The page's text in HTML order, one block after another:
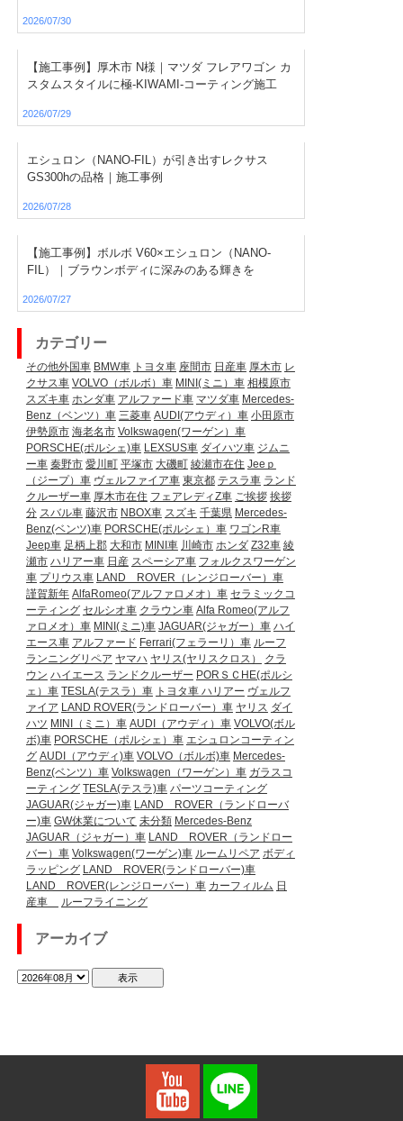
2026/07/30
【施工事例】厚木市 N様｜マツダ フレアワゴン カ
スタムスタイルに極-KIWAMI-コーティング施工
2026/07/29
エシュロン（NANO-FIL）が引き出すレクサス
GS300hの品格｜施工事例
2026/07/28
【施工事例】ボルボ V60×エシュロン（NANO-
FIL）｜ブラウンボディに深みのある輝きを
2026/07/27
カテゴリー
その他外国車 BMW車 トヨタ車 座間市 日産車 厚木市 レ
クサス車 VOLVO（ボルボ）車 MINI(ミニ）車 相模原市
スズキ車 ホンダ車 アルファード車 マツダ車 Mercedes-
Benz（ベンツ）車 三菱車 AUDI(アウディ）車 小田原市
伊勢原市 海老名市 Volkswagen(ワーゲン）車
PORSCHE(ポルシェ)車 LEXSUS車 ダイハツ車 ジムニ
ー車 秦野市 愛川町 平塚市 大磯町 綾瀬市在住 Jeeｐ
（ジープ）車 ヴェルファイア車 東京都 テスラ車 ランド
クルーザー車 厚木市在住 フェアレディZ車 ご挨拶 挨拶
分 スバル車 藤沢市 NBOX車 スズキ 千葉県 Mercedes-
Benz(ベンツ)車 PORSCHE(ポルシェ）車 ワゴンR車
Jeep車 足柄上郡 大和市 MINI車 川崎市 ホンダ Z32車 綾
瀬市 ハリアー車 日産 スペーシア車 フォルクスワーゲン
車 プリウス車 LAND ROVER（レンジローバー）車
謹賀新年 AlfaRomeo(アルファロメオ）車 セラミックコ
ーティング セルシオ車 クラウン車 Alfa Romeo(アルフ
ァロメオ）車 MINI(ミニ)車 JAGUAR(ジャガー）車 ハイ
エース車 アルファード Ferrari(フェラーリ）車 ルーフ
ランニングリペア ヤマハ ヤリス(ヤリスクロス）
クラ
ウン ハイエース ランドクルーザー PORＳＣHE(ポルシ
ェ）車 TESLA(テスラ）車 トヨタ車 ハリアー ヴェルフ
ァイア LAND ROVER(ランドローバー）車 ヤリス ダイ
ハツ MINI（ミニ）車 AUDI（アウディ）車 VOLVO(ボル
ボ)車 PORSCHE（ポルシェ）車 エシュロンコーティン
グ AUDI（アウディ)車 VOLVO（ボルボ)車 Mercedes-
Benz(ベンツ）車 Volkswagen（ワーゲン）車 ガラスコ
ーティング TESLA(テスラ)車 パーツコーティング
JAGUAR(ジャガー)車 LAND ROVER（ランドローバ
ー)車 GW休業について 未分類 Mercedes-Benz
JAGUAR（ジャガー）車 LAND ROVER（ランドロー
バー）車 Volkswagen(ワーゲン)車 ルームリペア ボディ
ラッピング LAND ROVER(ランドローバー)車
LAND ROVER(レンジローバー）車 カーフィルム 日
産車
ルーフライニング
アーカイブ